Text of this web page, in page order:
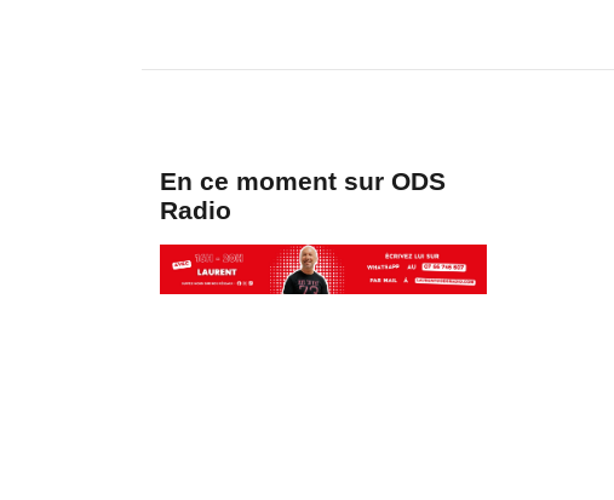
En ce moment sur ODS
Radio